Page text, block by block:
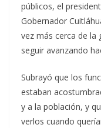
públicos, el
Gobernador
vez más cerca de la
seguir avanzando
Subrayó que los
estaban
y a la población, y
verlos cuando